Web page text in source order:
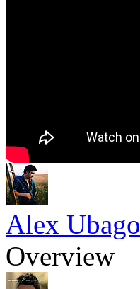
Alex Ubago
Overview